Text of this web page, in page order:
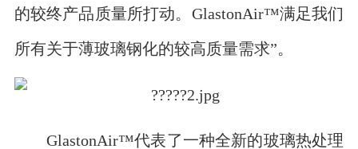
的较终产品质量所打动。GlastonAir™满足我们
所有关于薄玻璃钢化的较高质量需求”。
GlastonAir™代表了一种全新的玻璃热处理